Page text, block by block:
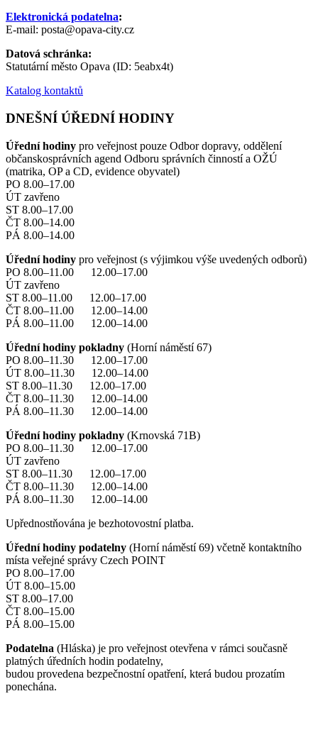
Elektronická podatelna:
E-mail: posta@opava-city.cz
Datová schránka:
Statutární město Opava (ID: 5eabx4t)
Katalog kontaktů
DNEŠNÍ ÚŘEDNÍ HODINY
Úřední hodiny pro veřejnost pouze Odbor dopravy, oddělení
občanskosprávních agend Odboru správních činností a OŽÚ
(matrika, OP a CD, evidence obyvatel)
PO 8.00–17.00
ÚT zavřeno
ST 8.00–17.00
ČT 8.00–14.00
PÁ 8.00–14.00
Úřední hodiny pro veřejnost (s výjimkou výše uvedených odborů)
PO 8.00–11.00 12.00–17.00
ÚT zavřeno
ST 8.00–11.00 12.00–17.00
ČT 8.00–11.00 12.00–14.00
PÁ 8.00–11.00 12.00–14.00
Úřední hodiny pokladny (Horní náměstí 67)
PO 8.00–11.30 12.00–17.00
ÚT 8.00–11.30 12.00–14.00
ST 8.00–11.30 12.00–17.00
ČT 8.00–11.30 12.00–14.00
PÁ 8.00–11.30 12.00–14.00
Úřední hodiny pokladny (Krnovská 71B)
PO 8.00–11.30 12.00–17.00
ÚT zavřeno
ST 8.00–11.30 12.00–17.00
ČT 8.00–11.30 12.00–14.00
PÁ 8.00–11.30 12.00–14.00
Upřednostňována je bezhotovostní platba.
Úřední hodiny podatelny (Horní náměstí 69) včetně kontaktního
místa veřejné správy Czech POINT
PO 8.00–17.00
ÚT 8.00–15.00
ST 8.00–17.00
ČT 8.00–15.00
PÁ 8.00–15.00
Podatelna (Hláska) je pro veřejnost otevřena v rámci současně
platných úředních hodin podatelny,
budou provedena bezpečnostní opatření, která budou prozatím
ponechána.